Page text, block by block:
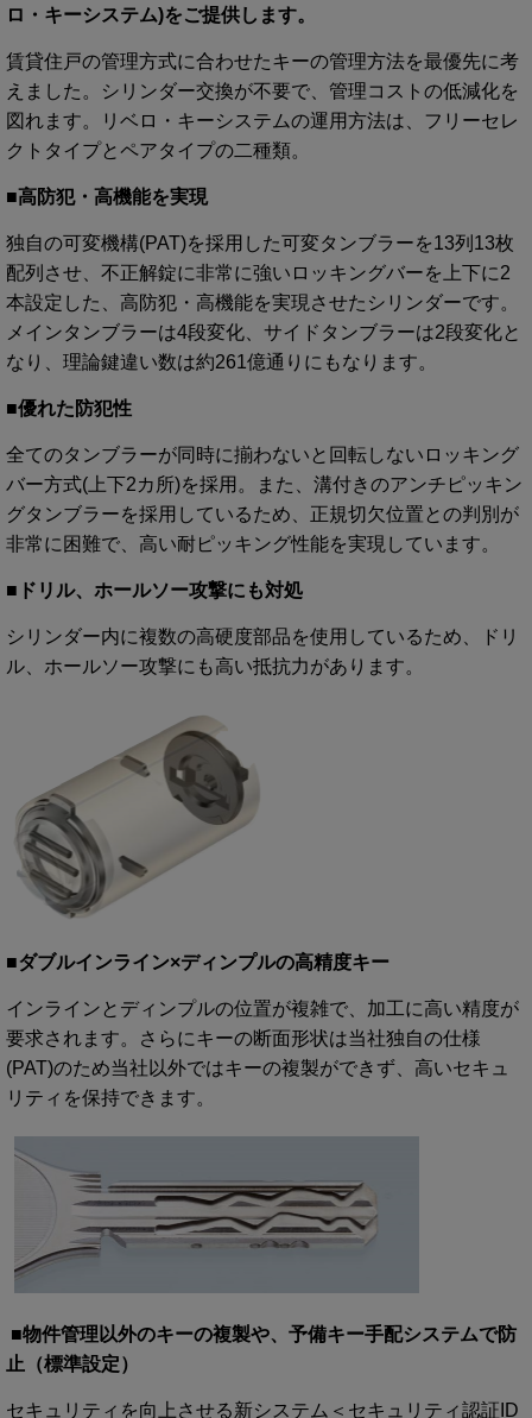
ロ・キーシステム)をご提供します。
賃貸住戸の管理方式に合わせたキーの管理方法を最優先に考
えました。シリンダー交換が不要で、管理コストの低減化を
図れます。リベロ・キーシステムの運用方法は、フリーセレ
クトタイプとペアタイプの二種類。
■高防犯・高機能を実現
独自の可変機構(PAT)を採用した可変タンブラーを13列13枚
配列させ、不正解錠に非常に強いロッキングバーを上下に2
本設定した、高防犯・高機能を実現させたシリンダーです。
メインタンブラーは4段変化、サイドタンブラーは2段変化と
なり、理論鍵違い数は約261億通りにもなります。
■優れた防犯性
全てのタンブラーが同時に揃わないと回転しないロッキング
バー方式(上下2カ所)を採用。また、溝付きのアンチピッキン
グタンブラーを採用しているため、正規切欠位置との判別が
非常に困難で、高い耐ピッキング性能を実現しています。
■ドリル、ホールソー攻撃にも対処
シリンダー内に複数の高硬度部品を使用しているため、ドリ
ル、ホールソー攻撃にも高い抵抗力があります。
■ダブルインライン×ディンプルの高精度キー
インラインとディンプルの位置が複雑で、加工に高い精度が
要求されます。さらにキーの断面形状は当社独自の仕様
(PAT)のため当社以外ではキーの複製ができず、高いセキュ
リティを保持できます。
■物件管理以外のキーの複製や、予備キー手配システムで防
止（標準設定）
セキュリティを向上させる新システム＜セキュリティ認証ID